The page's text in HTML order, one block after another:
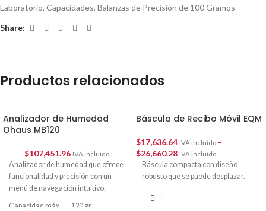
Laboratorio, Capacidades, Balanzas de Precisión de 100 Gramos
Share:
Productos relacionados
Analizador de Humedad
Ohaus MB120
$107,451.96 IVA incluído
Analizador de humedad que ofrece
funcionalidad y precisión con un
menú de navegación intuitivo.
Capacidad máx. 120 gr
Báscula de Recibo Móvil EQM
$17,636.64 IVA incluído -
$26,660.28 IVA incluído
Báscula compacta con diseño
robusto que se puede desplazar.